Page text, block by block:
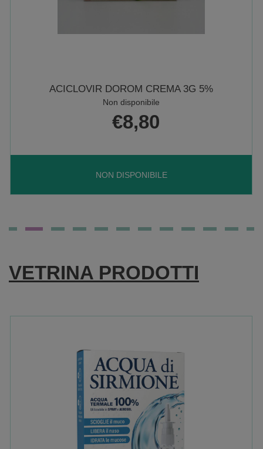
ACICLOVIR DOROM CREMA 3G 5%
Non disponibile
€8,80
NON DISPONIBILE
DISPONIBILE
VETRINA PRODOTTI